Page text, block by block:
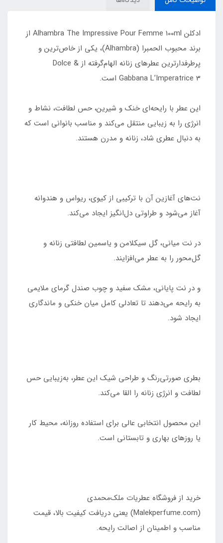
ادکلن Alhambra The Impressive Pour Femme 100ml از
برند محبوب الحمبرا (Alhambra)، یکی از خاص‌ترین و
پرطرفدارترین عطرهای زنانه الهام‌گرفته از Dolce &
Gabbana L’Imperatrice 3 است.
این عطر با رایحه‌ای خنک و شیرین، حس لطافت، نشاط و
انرژی را به زیبایی منتقل می‌کند و مناسب بانوانی است که
به دنبال عطری شاد، زنانه و مدرن هستند.
نت‌های آغازین آن با ترکیبی از کیوی، ریواس و هندوانه
آغاز می‌شود و طراوتی دل‌انگیز ایجاد می‌کند.
در نت میانی، گل سیکلامن و یاسمین لطافتی زنانه و
گل‌محور را به عطر می‌افزایند.
و در نت پایانی، مشک سفید و چوب صندل گرمای ملایمی
به رایحه می‌دهند تا تعادلی کامل میان خنکی و ماندگاری
ایجاد شود.
بطری صورتی‌رنگ و طراحی شیک این عطر، به‌زیبایی حس
لطافت و انرژی زنانه را القا می‌کند.
این محصول انتخابی عالی برای استفاده روزانه، محیط کار
یا روزهای بهاری و تابستانی است.
خرید از فروشگاه عطریات ملک‌محمدی
(Malekperfume.com) یعنی دریافت کیفیت بالا، قیمت
مناسب و اطمینان از اصالت رایحه.